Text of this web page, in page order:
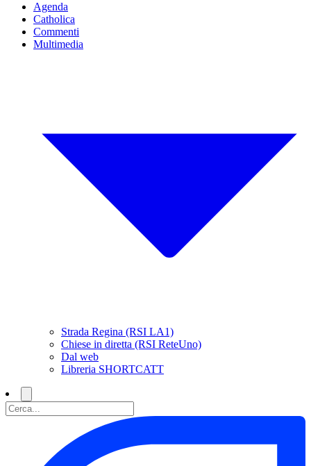
Agenda
Catholica
Commenti
Multimedia
Strada Regina (RSI LA1)
Chiese in diretta (RSI ReteUno)
Dal web
Libreria SHORTCATT